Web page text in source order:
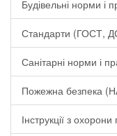
Будівельні норми
Стандарти (ГОСТ,
Санітарні норми і
Пожежна безпека
Інструкції з охорони